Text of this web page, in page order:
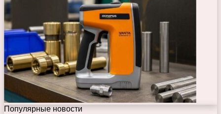
Популярные новости